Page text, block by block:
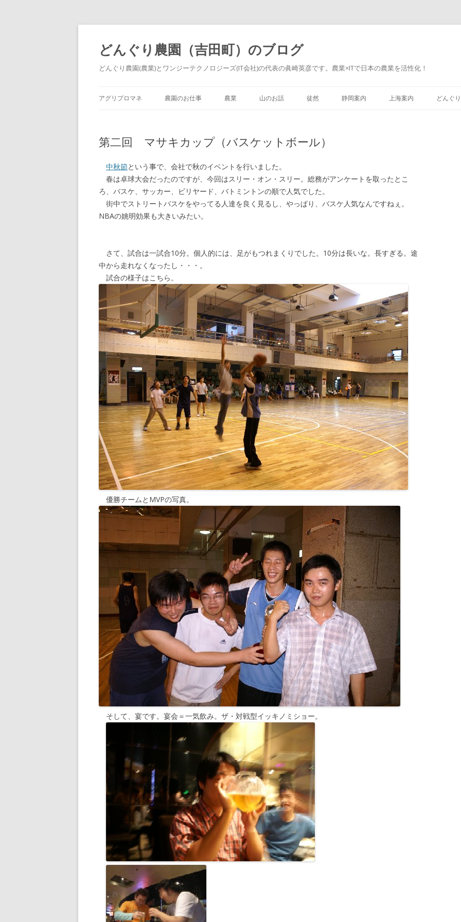
どんぐり農園（吉田町）のブログ
どんぐり農園(農業)とワンジーテクノロジーズ(IT会社)の代表の眞崎英彦です。農業×ITで日本の農業を活性化！
アグリプロマネ 農園のお仕事 農業 山のお話 徒然 静岡案内 上海案内 どんぐ
第二回 マサキカップ（バスケットボール）
中秋節という事で、会社で秋のイベントを行いました。
春は卓球大会だったのですが、今回はスリー・オン・スリー。総務がアンケートを取ったとこ
ろ、バスケ、サッカー、ビリヤード、バトミントンの順で人気でした。
街中でストリートバスケをやってる人達を良く見るし、やっぱり、バスケ人気なんですねぇ。
NBAの姚明効果も大きいみたい。
さて、試合は一試合10分。個人的には、足がもつれまくりでした。10分は長いな。長すぎる。途
中から走れなくなったし・・・。
試合の様子はこちら。
優勝チームとMVPの写真。
そして、宴です。宴会＝一気飲み。ザ・対戦型イッキノミショー。